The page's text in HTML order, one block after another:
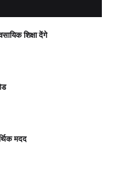
शिक्षा देंगे
मदद